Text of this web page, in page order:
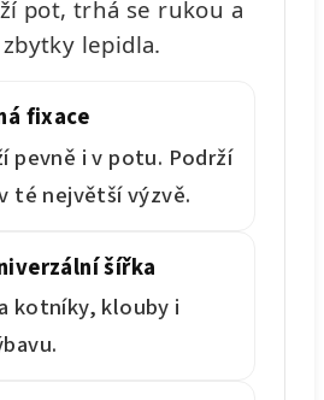
pot, trhá se rukou a
lepidla.
fixace
pevně i v potu. Podrží
té největší výzvě.
šířka
kotníky, klouby i